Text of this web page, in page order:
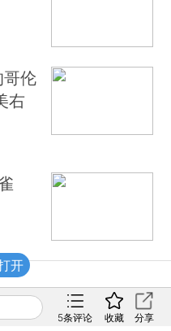
哥伦
右
5条评论 收藏 分享
开